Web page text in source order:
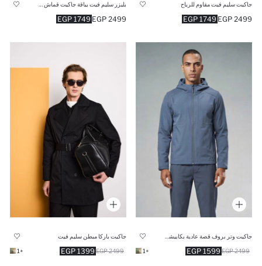
جاكيت سليم فيت مقاوم للرياح
1749 EGP 2499 EGP
1749 EGP 2499 EGP
1599 EGP 2499 EGP
+1
جاكيت باركا مبطن سليم فيت
1399 EGP 2499 EGP
+1